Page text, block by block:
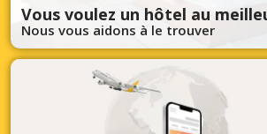
Vous voulez un hôtel au
Nous vous aidons à le trouver